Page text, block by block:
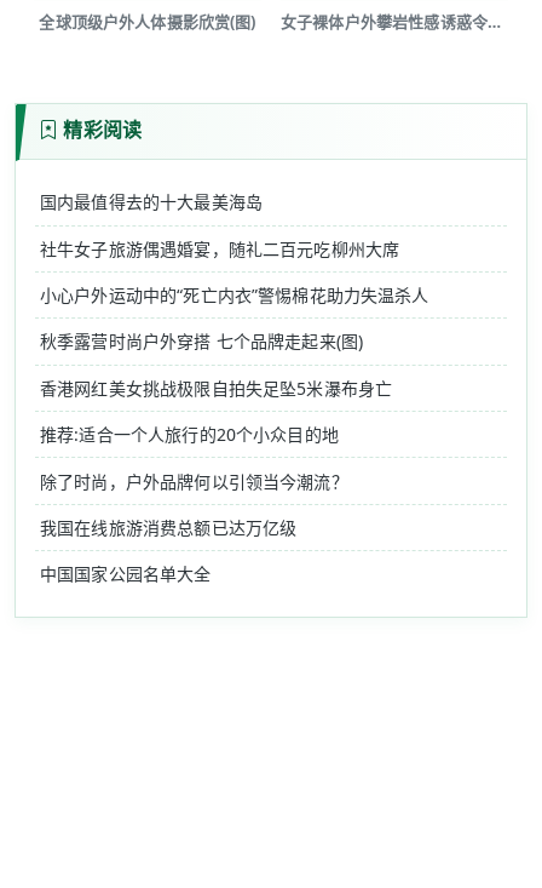
全球顶级户外人体摄影欣赏(图) 女子裸体户外攀岩性感诱惑令人瞠目(图...
精彩阅读
国内最值得去的十大最美海岛
社牛女子旅游偶遇婚宴，随礼二百元吃柳州大席
小心户外运动中的“死亡内衣”警惕棉花助力失温杀人
秋季露营时尚户外穿搭 七个品牌走起来(图)
香港网红美女挑战极限自拍失足坠5米瀑布身亡
推荐:适合一个人旅行的20个小众目的地
除了时尚，户外品牌何以引领当今潮流？
我国在线旅游消费总额已达万亿级
中国国家公园名单大全